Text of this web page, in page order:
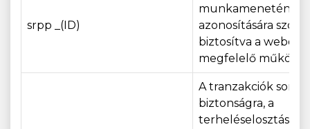
srpp _(ID)
munkamenetének
azonosítására
biztosítva a
megfelelő
A tranzakciók során
biztonságra, a
terheléselosztásra